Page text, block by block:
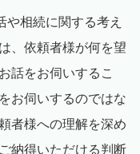
や相続に関する考え
、依頼者様が何を望
話をお伺いするこ
お伺いするのではな
者様への理解を深め
納得いただける判断